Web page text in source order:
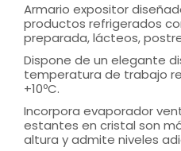
Armario expositor
productos refrigerados
preparada, lácteos,
Dispone de un elegante
temperatura de trabajo
+10ºC.
Incorpora evaporador
estantes en cristal son
altura y admite niveles